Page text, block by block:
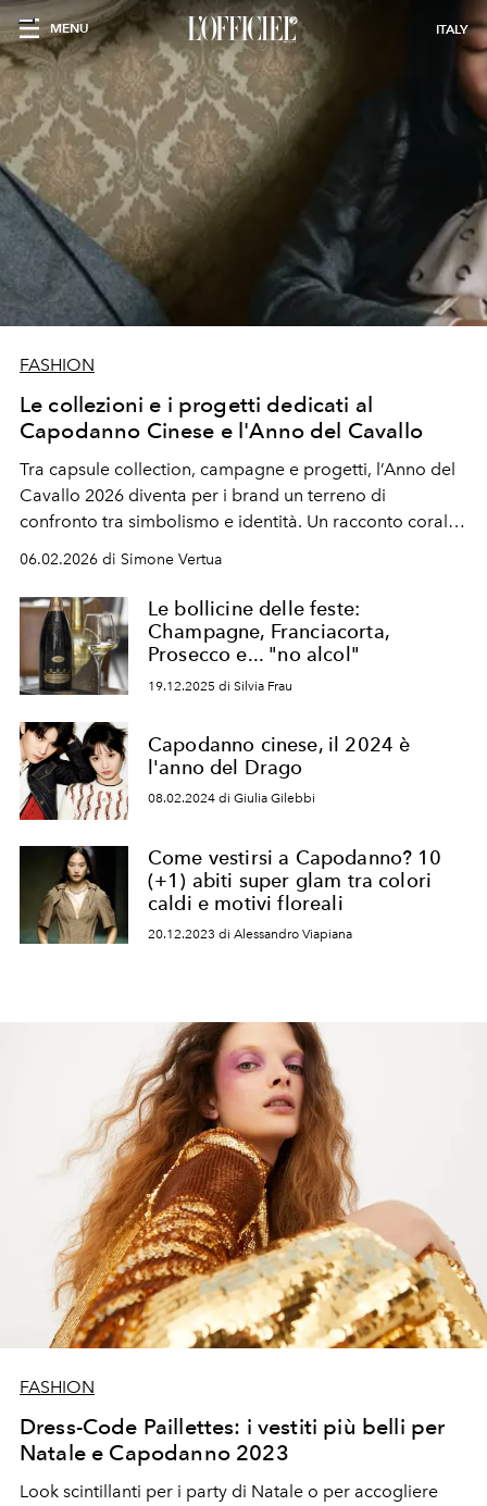
MENU ITALY
FASHION
Le collezioni e i progetti dedicati al
Capodanno Cinese e l'Anno del Cavallo
Tra capsule collection, campagne e progetti, l’Anno del
Cavallo 2026 diventa per i brand un terreno di
confronto tra simbolismo e identità. Un racconto corale
che mostra come il Capodanno Cinese sia entrato
semplice celebrazione stagionale.
06.02.2026 di Simone Vertua
Le bollicine delle feste:
Champagne, Franciacorta,
Prosecco e... "no alcol"
19.12.2025 di Silvia Frau
Capodanno cinese, il 2024 è
l'anno del Drago
08.02.2024 di Giulia Gilebbi
Come vestirsi a Capodanno? 10
(+1) abiti super glam tra colori
caldi e motivi floreali
20.12.2023 di Alessandro Viapiana
FASHION
Dress-Code Paillettes: i vestiti più belli per
Natale e Capodanno 2023
Look scintillanti per i party di Natale o per accogliere